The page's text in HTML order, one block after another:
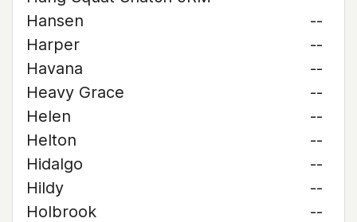
Hansen
--
Harper
--
Havana
--
Heavy Grace
--
Helen
--
Helton
--
Hidalgo
--
Hildy
--
Holbrook
--